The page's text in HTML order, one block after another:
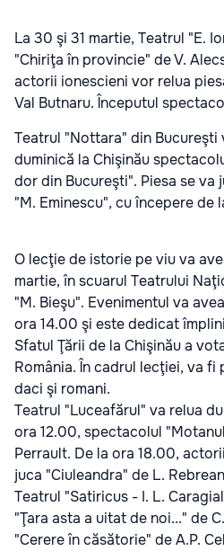
La 30 şi 31 martie, Teatrul "E.
"Chiriţa în provincie" de V.
actorii ionescieni vor relua
Val Butnaru. Începutul
Teatrul "Nottara" din Bucureşti
duminică la Chişinău
dor din Bucureşti". Piesa se va
"M. Eminescu", cu începere de
O lecţie de istorie pe viu va
martie, în scuarul Teatrului
"M. Bieşu". Evenimentul va
ora 14.00 şi este dedicat
Sfatul Ţării de la Chişinău a
România. În cadrul lecţiei, va
daci şi romani.
Teatrul "Luceafărul" va relua
ora 12.00, spectacolul
Perrault. De la ora 18.00,
juca "Ciuleandra" de L.
Teatrul "Satiricus - I. L.
"Ţara asta a uitat de noi..." de
"Cerere în căsătorie" de A.P.